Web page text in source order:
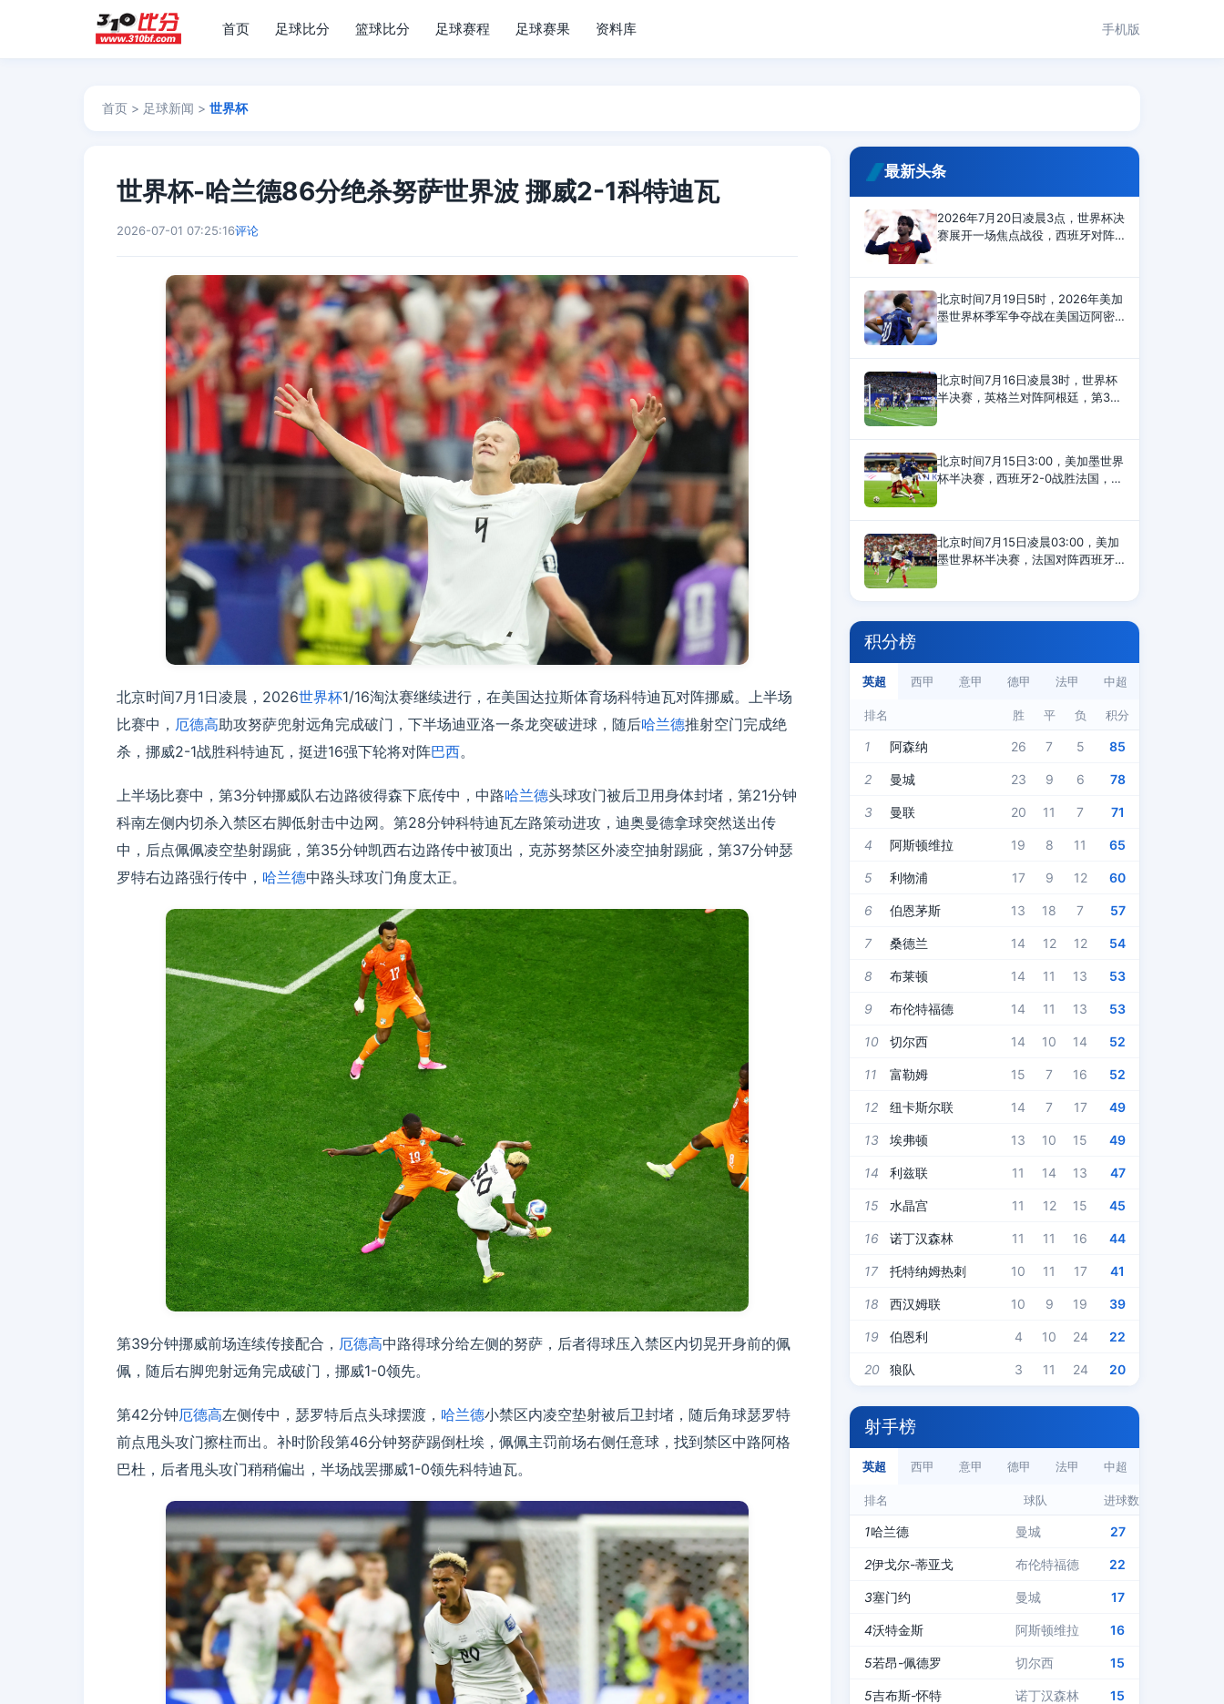
首页 足球比分 篮球比分 足球赛程 足球赛果 资料库 手机版
首页 > 足球新闻 > 世界杯
世界杯-哈兰德86分绝杀努萨世界波 挪威2-1科特迪瓦
2026-07-01 07:25:16评论
北京时间7月1日凌晨，2026世界杯1/16淘汰赛继续进行，在美国达拉斯体育场科特迪瓦对阵挪威。上半场
比赛中， 厄德高助攻努萨兜射远角完成破门，下半场迪亚洛一条龙突破进球，随后哈兰德推射空门完成绝
杀，挪威2-1战胜科特迪瓦，挺进16强下轮将对阵巴西。
上半场比赛中，第3分钟挪威队右边路彼得森下底传中，中路哈兰德头球攻门被后卫用身体封堵，第21分钟
科南左侧内切杀入禁区右脚低射击中边网。第28分钟科特迪瓦左路策动进攻，迪奥曼德拿球突然送出传
中，后点佩佩凌空垫射踢疵，第35分钟凯西右边路传中被顶出，克苏努禁区外凌空抽射踢疵，第37分钟瑟
罗特右边路强行传中， 哈兰德中路头球攻门角度太正。
第39分钟挪威前场连续传接配合， 厄德高中路得球分给左侧的努萨，后者得球压入禁区内切晃开身前的佩
佩，随后右脚兜射远角完成破门，挪威1-0领先。
第42分钟厄德高左侧传中，瑟罗特后点头球摆渡， 哈兰德小禁区内凌空垫射被后卫封堵，随后角球瑟罗特
前点甩头攻门擦柱而出。补时阶段第46分钟努萨踢倒杜埃，佩佩主罚前场右侧任意球，找到禁区中路阿格
巴杜，后者甩头攻门稍稍偏出，半场战罢挪威1-0领先科特迪瓦。
最新头条
2026年7月20日凌晨3点，世界杯决
赛展开一场焦点战役，西班牙对阵
最后时刻拿到第二张黄牌
北京时间7月19日5时，2026年美加
墨世界杯季军争夺战在美国迈阿密
打进2球，英格兰4-0领先；
北京时间7月16日凌晨3时，世界杯
半决赛，英格兰对阵阿根廷，第3分
场结束，两队0-0打平。第55分
北京时间7月15日3:00，美加墨世界
杯半决赛，西班牙2-0战胜法国，晋
佩VS亚马尔11次交
北京时间7月15日凌晨03:00，美加
墨世界杯半决赛，法国对阵西班牙
积分榜
英超 西甲 意甲 德甲 法甲 中超
排名 胜 平 负 积分
1 阿森纳 26 7 5 85
2 曼城 23 9 6 78
3 曼联 20 11 7 71
4 阿斯顿维拉 19 8 11 65
5 利物浦 17 9 12 60
6 伯恩茅斯 13 18 7 57
7 桑德兰 14 12 12 54
8 布莱顿 14 11 13 53
9 布伦特福德 14 11 13 53
10 切尔西 14 10 14 52
11 富勒姆 15 7 16 52
12 纽卡斯尔联 14 7 17 49
13 埃弗顿 13 10 15 49
14 利兹联 11 14 13 47
15 水晶宫 11 12 15 45
16 诺丁汉森林 11 11 16 44
17 托特纳姆热刺 10 11 17 41
18 西汉姆联 10 9 19 39
19 伯恩利 4 10 24 22
20 狼队 3 11 24 20
射手榜
英超 西甲 意甲 德甲 法甲 中超
排名 球队 进球数
1哈兰德 曼城 27
2伊戈尔-蒂亚戈 布伦特福德 22
3塞门约 曼城 17
4沃特金斯 阿斯顿维拉 16
5若昂-佩德罗 切尔西 15
5吉布斯-怀特 诺丁汉森林 15